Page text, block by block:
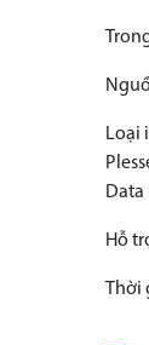
Loại
Data
Hỗ
Thời